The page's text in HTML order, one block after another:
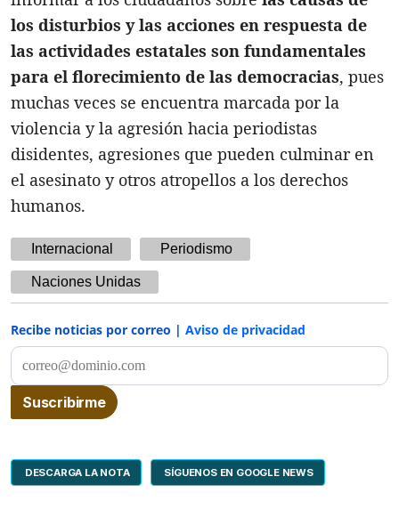
los disturbios y las acciones en respuesta de
las actividades estatales son fundamentales
para el florecimiento de las democracias, pues
muchas veces se encuentra marcada por la
violencia y la agresión hacia periodistas
disidentes, agresiones que pueden culminar en
el asesinato y otros atropellos a los derechos
humanos.
Internacional Periodismo
Naciones Unidas
Recibe noticias por correo | Aviso de privacidad
DESCARGA LA NOTA SÍGUENOS EN GOOGLE NEWS